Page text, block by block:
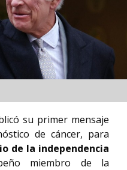
su primer mensaje
de cáncer, para
de la independencia
miembro de la